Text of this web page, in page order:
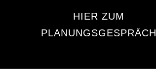
HIER ZUM
PLANUNGSGESPRÄCH